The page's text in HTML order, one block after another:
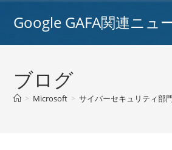
Google GAFA関連ニュ
ブログ
> Microsoft > サイバーセキュリティ部